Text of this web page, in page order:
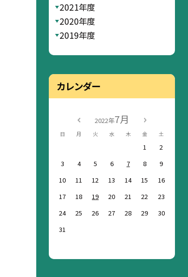
2021年度
2020年度
2019年度
カレンダー
2022年7月
日 月 火 水 木 金 土
1
2
3
4 5 6 7 8
9
10
11 12 13 14 15
16
17
18 19 20 21 22
23
24
25 26 27 28 29
30
31